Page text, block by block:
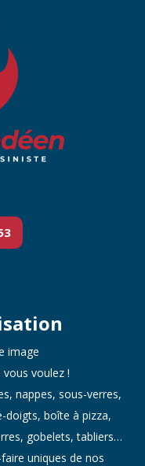
image
voulez !
nappes, sous-verres,
doigts, boîte à pizza,
gobelets, tabliers…
uniques de nos